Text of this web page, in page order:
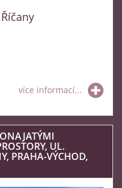
více informací...
UL.
PRAHA-VÝCHOD,